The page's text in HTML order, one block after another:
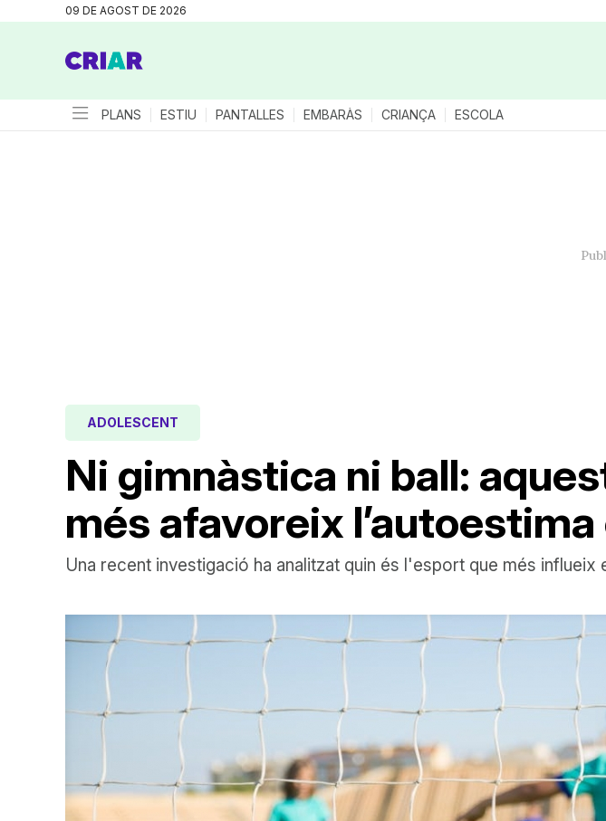
09 DE AGOST DE 2026
PLANS ESTIU PANTALLES EMBARÀS CRIANÇA ESCOLA
Ni gimnàstica ni ball:
més afavoreix
ADOLESCENT
Una recent investigació ha analitzat quin és l'esport que més